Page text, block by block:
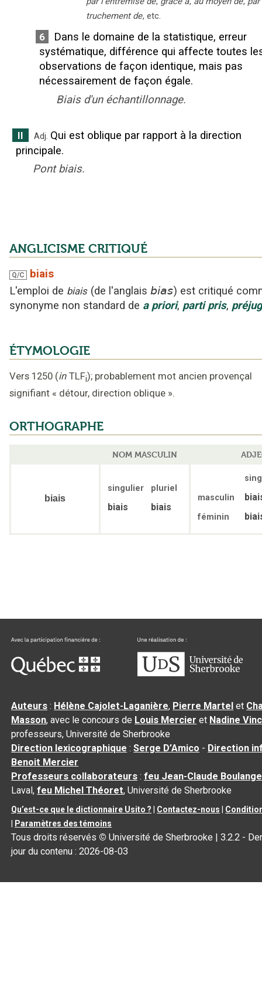
truchement de, etc.
6
Dans le domaine de la statistique, erreur
systématique, différence qui affecte toutes
observations de façon identique, mais pas
nécessairement de façon égale.
Biais d'un échantillonnage.
II Adj. Qui est oblique par rapport à la direction
principale.
Pont biais.
ANGLICISME CRITIQUÉ
Q/C
biais
L'emploi de biais (de l'anglais bias) est critiqué
synonyme non standard de a priori, parti pris,
ÉTYMOLOGIE
Vers 1250 (in TLFi); probablement mot ancien provençal
signifiant « détour, direction oblique ».
ORTHOGRAPHE
NOM MASCULIN
biais
singulier pluriel
biais biais
masculin
féminin
Auteurs : Hélène Cajolet-Laganière, Pierre Martel et
Masson, avec le concours de Louis Mercier et Nadine
professeurs, Université de Sherbrooke
Direction lexicographique :Serge D’Amico - Direction
Benoit Mercier
Professeurs collaborateurs :feu Jean-Claude
Laval,feu Michel Théoret, Université de Sherbrooke
Qu’est-ce que le dictionnaire Usito ? Contactez-nous
Paramètres des témoins
Tous droits réservés © Université de Sherbrooke |3.2.2 -
jour du contenu :2026-08-03